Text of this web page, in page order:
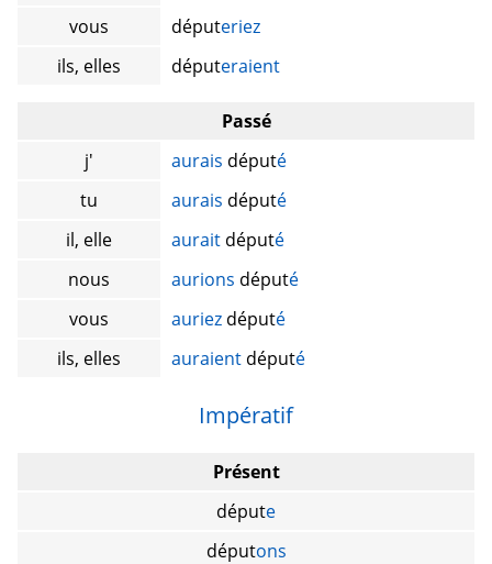
vous
députeriez
ils, elles
députeraient
Passé
j'
aurais député
tu
aurais député
il, elle
aurait député
nous
aurions député
vous
auriez député
ils, elles
auraient député
Impératif
Présent
députe
députons